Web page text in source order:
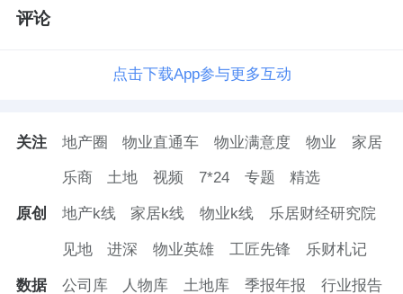
评论
点击下载App参与更多互动
关注 地产圈 物业直通车 物业满意度 物业 家居
乐商 土地 视频 7*24 专题 精选
原创 地产k线 家居k线 物业k线 乐居财经研究院
见地 进深 物业英雄 工匠先锋 乐财札记
数据 公司库 人物库 土地库 季报年报 行业报告